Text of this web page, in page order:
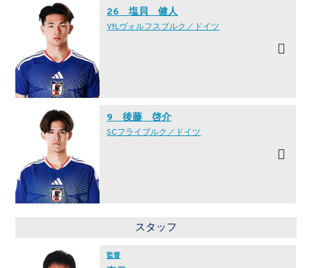
26 塩貝 健人
VfLヴォルフスブルク／ドイツ
9 後藤 啓介
SCフライブルク／ドイツ
スタッフ
監督